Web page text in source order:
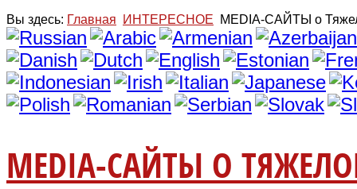
Вы здесь: Главная ИНТЕРЕСНОЕ MEDIA-САЙТЫ о
MEDIA-САЙТЫ О